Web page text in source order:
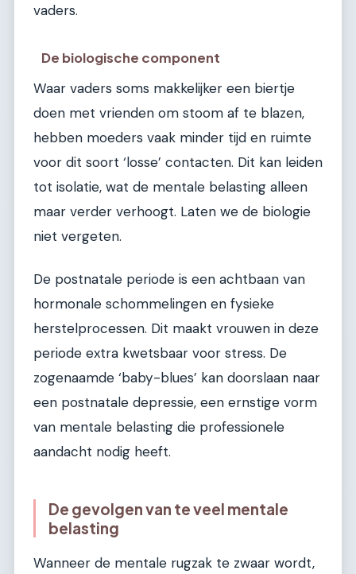
vaders.
De biologische component
Waar vaders soms makkelijker een biertje
doen met vrienden om stoom af te blazen,
hebben moeders vaak minder tijd en ruimte
voor dit soort ‘losse’ contacten. Dit kan leiden
tot isolatie, wat de mentale belasting alleen
maar verder verhoogt. Laten we de biologie
niet vergeten.
De postnatale periode is een achtbaan van
hormonale schommelingen en fysieke
herstelprocessen. Dit maakt vrouwen in deze
periode extra kwetsbaar voor stress. De
zogenaamde ‘baby-blues’ kan doorslaan naar
een postnatale depressie, een ernstige vorm
van mentale belasting die professionele
aandacht nodig heeft.
De gevolgen van te veel mentale
belasting
Wanneer de mentale rugzak te zwaar wordt,